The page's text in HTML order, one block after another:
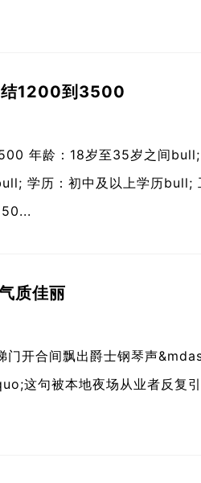
结1200到3500
年龄：18岁至35岁之间bull;
学历：初中及以上学历bull;
质佳丽
开合间飘出爵士钢琴声
这句被本地夜场从业者反复